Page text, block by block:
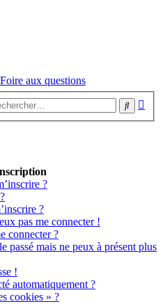
Foire aux questions
?
?
pas me connecter !
connecter ?
passé mais ne peux à présent plus
!
automatiquement ?
cookies » ?